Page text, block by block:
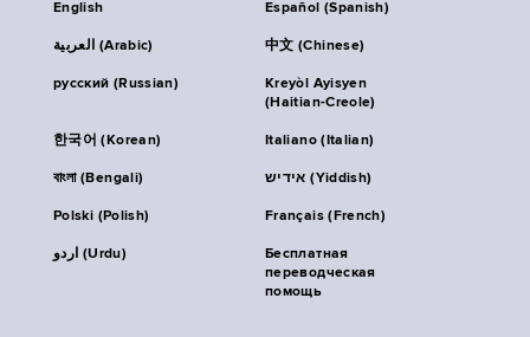
English Español (Spanish)
العربية (Arabic) 中文 (Chinese)
русский (Russian)
Kreyòl Ayisyen
(Haitian-Creole)
한국어 (Korean) Italiano (Italian)
বাংলা (Bengali) אידיש (Yiddish)
Polski (Polish) Français (French)
اردو (Urdu)
Бесплатная
переводческая
помощь